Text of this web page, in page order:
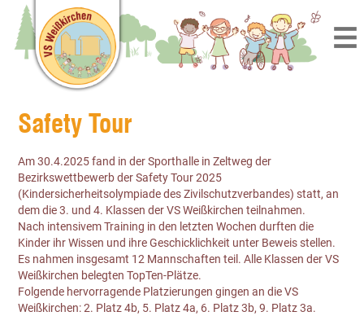
Safety Tour
Am 30.4.2025 fand in der Sporthalle in Zeltweg der
Bezirkswettbewerb der Safety Tour 2025
(Kindersicherheitsolympiade des Zivilschutzverbandes) statt, an
dem die 3. und 4. Klassen der VS Weißkirchen teilnahmen.
Nach intensivem Training in den letzten Wochen durften die
Kinder ihr Wissen und ihre Geschicklichkeit unter Beweis stellen.
Es nahmen insgesamt 12 Mannschaften teil. Alle Klassen der VS
Weißkirchen belegten TopTen-Plätze.
Folgende hervorragende Platzierungen gingen an die VS
Weißkirchen: 2. Platz 4b, 5. Platz 4a, 6. Platz 3b, 9. Platz 3a.